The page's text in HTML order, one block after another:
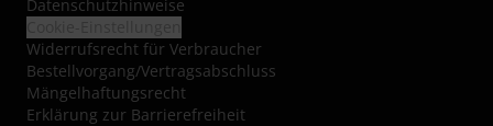
Datenschutzhinweise
Widerrufsrecht für Verbraucher
Bestellvorgang/Vertragsabschluss
Mängelhaftungsrecht
Erklärung zur Barrierefreiheit